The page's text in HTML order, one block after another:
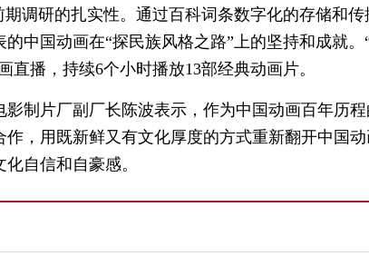
期调研的扎实性。通过百科词条数字化的存储和
的中国动画在“探民族风格之路”上的坚持和成就
直播，持续6个小时播放13部经典动画片。
影制片厂副厂长陈波表示，作为中国动画百年历
作，用既新鲜又有文化厚度的方式重新翻开中国
自信和自豪感。